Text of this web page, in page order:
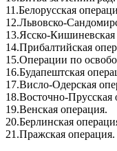
11.Белорусская
12.Львовско-
13.Ясско-Кишиневская
14.Прибалтийская
15.Операции по
16.Будапештская
17.Висло-Одерская
18.Восточно-Прусская
19.Венская операция.
20.Берлинская
21.Пражская операция.